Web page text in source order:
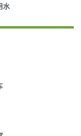
水